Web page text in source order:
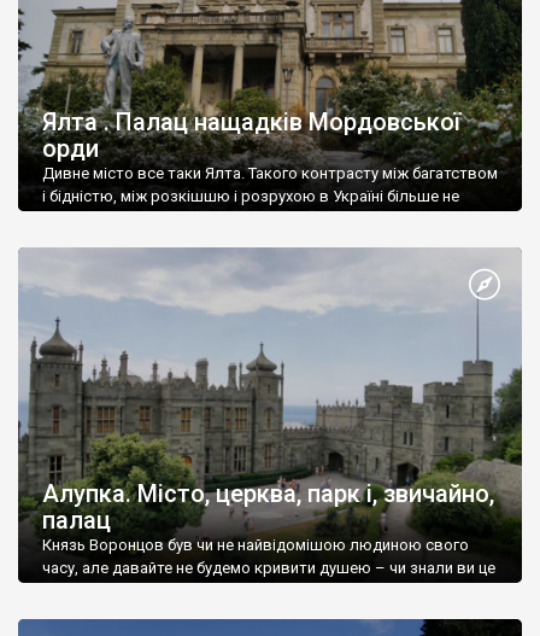
Ялта . Палац нащадків Мордовської
орди
Дивне місто все таки Ялта. Такого контрасту між багатством
і бідністю, між розкішшю і розрухою в Україні більше не
Алупка. Місто, церква, парк і, звичайно,
палац
Князь Воронцов був чи не найвідомішою людиною свого
часу, але давайте не будемо кривити душею – чи знали ви це